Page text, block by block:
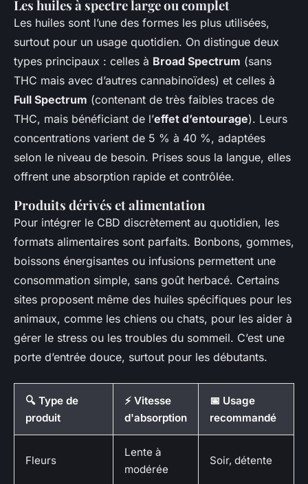
Les huiles à spectre large ou complet
Les huiles sont l’une des formes les plus utilisées,
surtout pour un usage quotidien. On distingue deux
types principaux : celles à Broad Spectrum (sans
THC mais avec d’autres cannabinoïdes) et celles à
Full Spectrum (contenant de très faibles traces de
THC, mais bénéficiant de l’effet d’entourage). Leurs
concentrations varient de 5 % à 40 %, adaptées
selon le niveau de besoin. Prises sous la langue, elles
offrent une absorption rapide et contrôlée.
Produits dérivés et alimentation
Pour intégrer le CBD discrètement au quotidien, les
formats alimentaires sont parfaits. Bonbons, gommes,
boissons énergisantes ou infusions permettent une
consommation simple, sans goût herbacé. Certains
sites proposent même des huiles spécifiques pour les
animaux, comme les chiens ou chats, pour les aider à
gérer le stress ou les troubles du sommeil. C’est une
porte d’entrée douce, surtout pour les débutants.
🔍 Type de
produit
⚡ Vitesse
d'absorption
📅 Usage
recommandé
Fleurs
Lente à
modérée
Soir, détente